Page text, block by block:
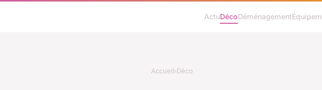
ActuDécoDéménagement
Accueil›Déco